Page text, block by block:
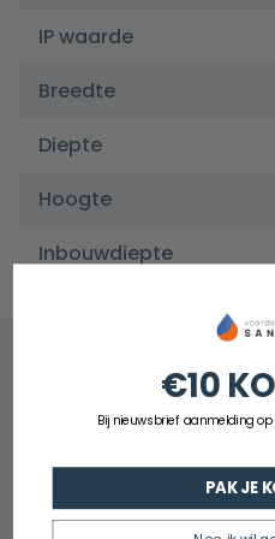
IP waarde
Breedte
Diepte
Hoogte
Inbouwdiepte
€10
Bij nieuwsbrief aanmelding
PAK JE